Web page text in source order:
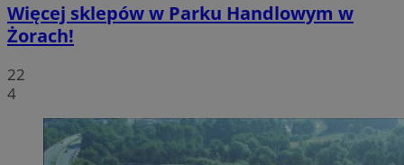
Więcej sklepów w Parku Handlowym w
Żorach!
22
4